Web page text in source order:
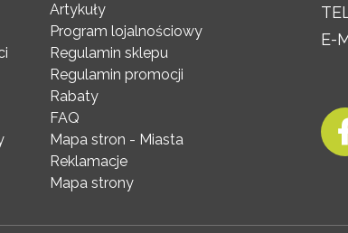
Artykuły
Program lojalnościowy
Regulamin sklepu
Regulamin promocji
Rabaty
FAQ
Mapa stron - Miasta
Reklamacje
Mapa strony
E-